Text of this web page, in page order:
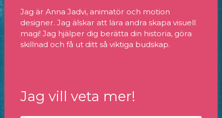
Jag är Anna Jadvi, animatör och motion
designer. Jag älskar att lära andra skapa visuell
magi! Jag hjälper dig berätta din historia, göra
skillnad och få ut ditt så viktiga budskap.
Jag vill veta mer!